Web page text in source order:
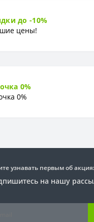
до -10%
цены!
0%
0%
узнавать первым об
на нашу